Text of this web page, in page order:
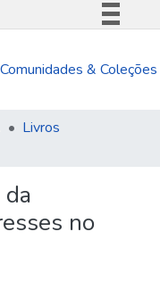
Comunica BR
à informação
Comunidades & Coleções
Livros
no